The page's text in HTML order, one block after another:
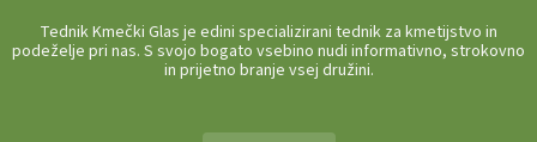
Tednik Kmečki Glas je edini specializirani tednik za kmetijstvo in
podeželje pri nas. S svojo bogato vsebino nudi informativno, strokovno
in prijetno branje vsej družini.